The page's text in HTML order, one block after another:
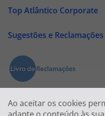
Ao aceitar os cookies
Top Atlântico Corporate
Sugestões e Reclamações